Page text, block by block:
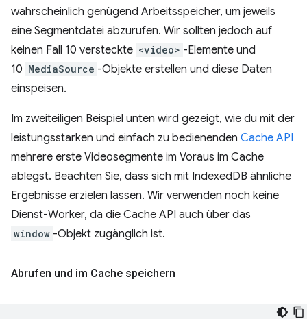
wahrscheinlich genügend Arbeitsspeicher, um jeweils
eine Segmentdatei abzurufen. Wir sollten jedoch auf
keinen Fall 10 versteckte <video> -Elemente und
10 MediaSource -Objekte erstellen und diese Daten
einspeisen.
Im zweiteiligen Beispiel unten wird gezeigt, wie du mit der
leistungsstarken und einfach zu bedienenden Cache API
mehrere erste Videosegmente im Voraus im Cache
ablegst. Beachten Sie, dass sich mit IndexedDB ähnliche
Ergebnisse erzielen lassen. Wir verwenden noch keine
Dienst-Worker, da die Cache API auch über das
window -Objekt zugänglich ist.
Abrufen und im Cache speichern